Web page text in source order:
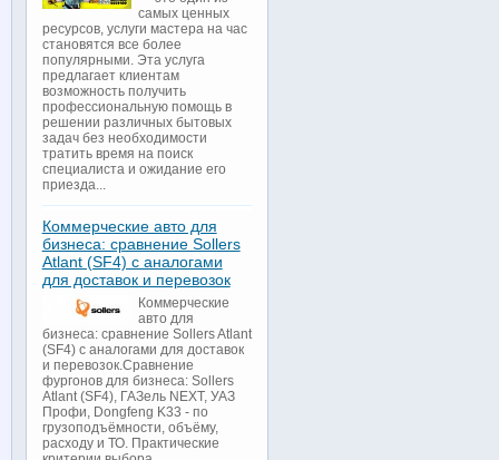
самых ценных
ресурсов, услуги мастера на час
становятся все более
популярными. Эта услуга
предлагает клиентам
возможность получить
профессиональную помощь в
решении различных бытовых
задач без необходимости
тратить время на поиск
специалиста и ожидание его
приезда...
Коммерческие авто для
бизнеса: сравнение Sollers
Atlant (SF4) с аналогами
для доставок и перевозок
Коммерческие
авто для
бизнеса: сравнение Sollers Atlant
(SF4) с аналогами для доставок
и перевозок.Сравнение
фургонов для бизнеса: Sollers
Atlant (SF4), ГАЗель NEXT, УАЗ
Профи, Dongfeng K33 - по
грузоподъёмности, объёму,
расходу и ТО. Практические